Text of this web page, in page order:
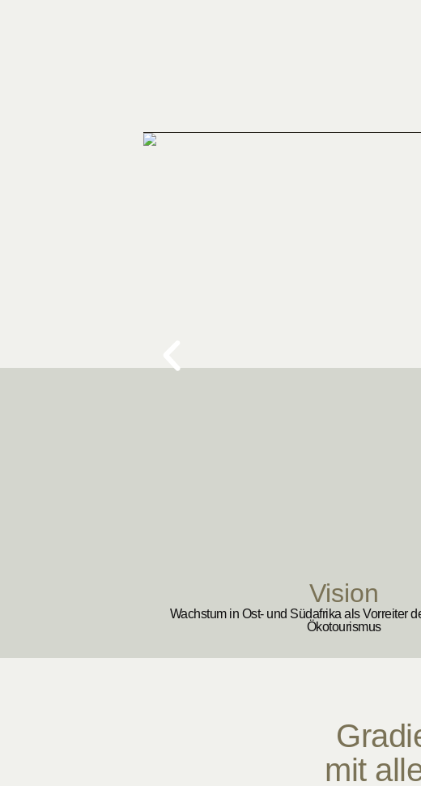
Vision
Wachstum in Ost- und Südafrika als Vorreiter
Ökotourismus
mit